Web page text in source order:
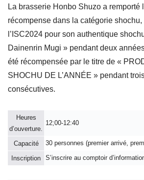
La brasserie Honbo Shuzo a remporté
récompense dans la catégorie
l’ISC2024 pour son authentique
Dainenrin Mugi » pendant deux
été récompensée par le titre de «
SHOCHU DE L’ANNÉE » pendant
consécutives.
Heures
d’ouverture.
12;00-12:40
Capacité 30 personnes (premier arrivé,
Inscription S’inscrire au comptoir